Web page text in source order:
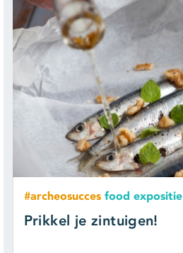
#archeosucces food expositie
Prikkel je zintuigen!